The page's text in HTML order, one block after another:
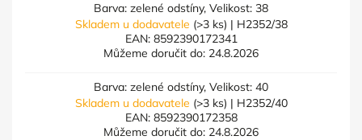
Barva: zelené odstíny, Velikost: 38
Skladem u dodavatele (>3 ks) | H2352/38
EAN: 8592390172341
Můžeme doručit do: 24.8.2026
Barva: zelené odstíny, Velikost: 40
Skladem u dodavatele (>3 ks) | H2352/40
EAN: 8592390172358
Můžeme doručit do: 24.8.2026